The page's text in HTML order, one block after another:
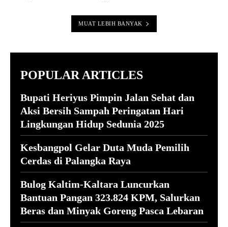
MUAT LEBIH BANYAK
POPULAR ARTICLES
Bupati Heriyus Pimpin Jalan Sehat dan
Aksi Bersih Sampah Peringatan Hari
Lingkungan Hidup Sedunia 2025
Kesbangpol Gelar Duta Muda Pemilih
Cerdas di Palangka Raya
Bulog Kaltim-Kaltara Luncurkan
Bantuan Pangan 323.824 KPM, Salurkan
Beras dan Minyak Goreng Pasca Lebaran